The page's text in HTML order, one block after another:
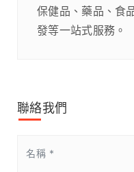
保健品、藥品、食
發等一站式服務。
聯絡我們